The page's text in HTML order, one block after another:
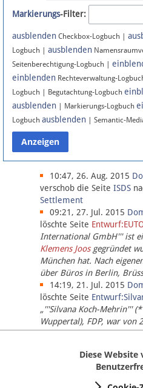
Bluesky
Facebook
Instagram
Anmelden
Datenschutz
Über Lobbypedia
Impressum
Markierungs-Filter:
ausblenden Checkbox-Logbuch |
Logbuch | ausblenden
Seitenberechtigung-Logbuch |
einblenden Rechteverwaltung-
Logbuch | Begutachtung-Logbuch
ausblenden | Markierungs-Logbuch
Logbuch ausblenden | Semantic-
10:47, 26. Aug. 2015
verschob die Seite ISDS
Settlement
09:21, 27. Jul. 2015
löschte Seite
International GmbH''' ist
Klemens Joosgegründet
München hat. Nach
über Büros in Berlin,
14:19, 21. Jul. 2015
löschte Seite
„'''Silvana Koch-Mehrin'''
Wuppertal), FDP, war von
Europäischen
Diese